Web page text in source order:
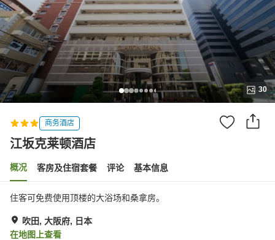
30
商务酒店
江坂克莱顿酒店
概况 客房及住宿套餐 评论 基本信息
住客可免费使用顶楼的大浴场和桑拿房。
吹田, 大阪府, 日本
在地图上查看